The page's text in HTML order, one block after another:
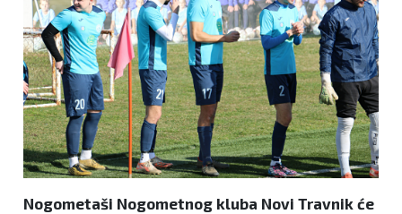
Politika
Zanimljivosti
Nogometaši Nogometnog kluba Novi Travnik će